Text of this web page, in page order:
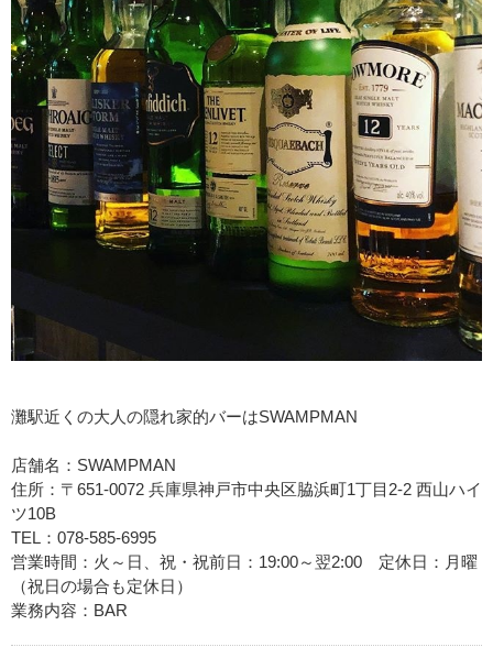
灘駅近くの大人の隠れ家的バーはSWAMPMAN
店舗名：SWAMPMAN
住所：〒651-0072 兵庫県神戸市中央区脇浜町1丁目2-2 西山ハイ
ツ10B
TEL：078-585-6995
営業時間：火～日、祝・祝前日：19:00～翌2:00 定休日：月曜
（祝日の場合も定休日）
業務内容：BAR